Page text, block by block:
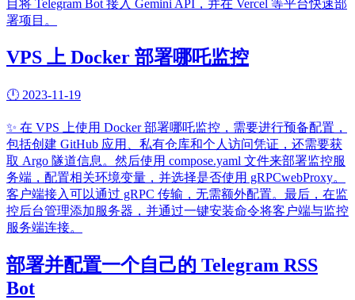
目将 Telegram Bot 接入 Gemini API，并在 Vercel 等平台快速部
署项目。
VPS 上 Docker 部署哪吒监控
🕛 2023-11-19
✨ 在 VPS 上使用 Docker 部署哪吒监控，需要进行预备配置，
包括创建 GitHub 应用、私有仓库和个人访问凭证，还需要获
取 Argo 隧道信息。然后使用 compose.yaml 文件来部署监控服
务端，配置相关环境变量，并选择是否使用 gRPCwebProxy。
客户端接入可以通过 gRPC 传输，无需额外配置。最后，在监
控后台管理添加服务器，并通过一键安装命令将客户端与监控
服务端连接。
部署并配置一个自己的 Telegram RSS
Bot